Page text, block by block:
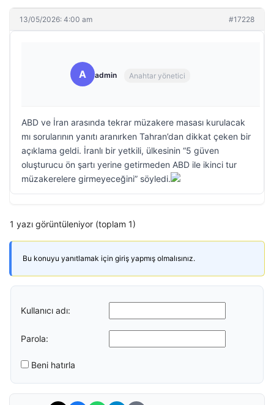
13/05/2026: 4:00 am #17228
A admin Anahtar yönetici
ABD ve İran arasında tekrar müzakere masası kurulacak
mı sorularının yanıtı aranırken Tahran’dan dikkat çeken bir
açıklama geldi. İranlı bir yetkili, ülkesinin “5 güven
oluşturucu ön şartı yerine getirmeden ABD ile ikinci tur
müzakerelere girmeyeceğini” söyledi.
1 yazı görüntüleniyor (toplam 1)
Bu konuyu yanıtlamak için giriş yapmış olmalısınız.
Kullanıcı adı:
Parola:
Beni hatırla